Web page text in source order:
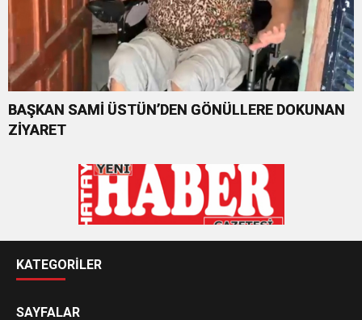
BAŞKAN SAMİ ÜSTÜN’DEN GÖNÜLLERE DOKUNAN
ZİYARET
KATEGORİLER
SAYFALAR